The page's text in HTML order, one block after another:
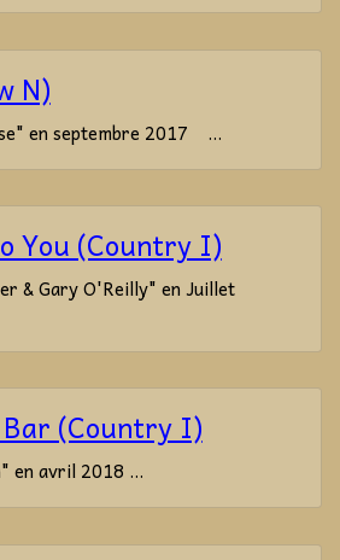
N)
en septembre 2017 ...
You (Country I)
& Gary O'Reilly" en Juillet
Bar (Country I)
en avril 2018 ...